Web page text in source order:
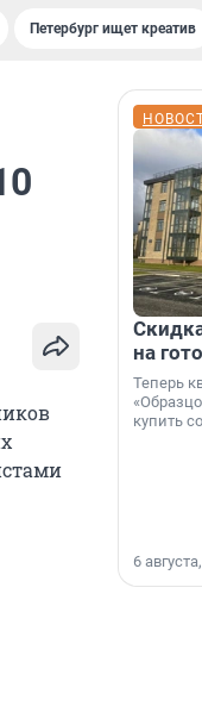
Петербург ищет креатив
на
Теперь
купить
6